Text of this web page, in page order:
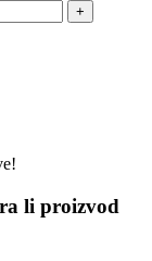
li proizvod